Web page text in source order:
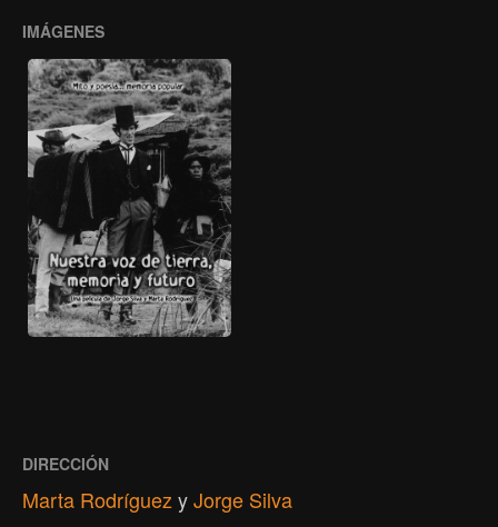
IMÁGENES
DIRECCIÓN
Marta Rodríguez yJorge Silva